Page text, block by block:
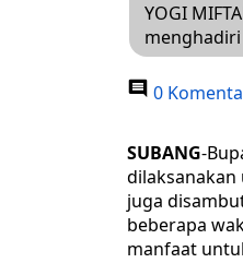
YOGI
0
SUBANG-
dilaksanakan
juga
beberapa
manfaat